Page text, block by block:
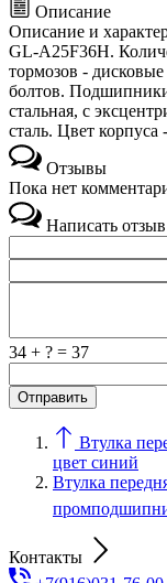
Описание
Описание и
GL-A25F36Н.
тормозов -
болтов.
стальная, с
сталь. Цвет
Отзывы
Пока нет
Написать отзыв
34 + ? = 37
Втулка
цвет синий
Втулка
Контакты